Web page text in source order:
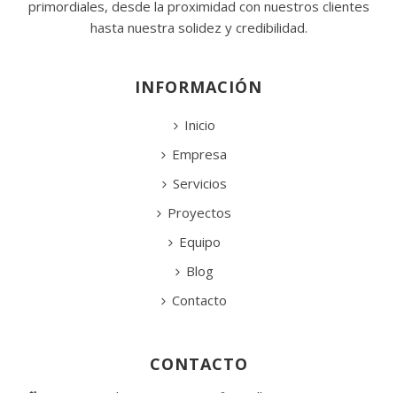
primordiales, desde la proximidad con nuestros clientes
hasta nuestra solidez y credibilidad.
INFORMACIÓN
Inicio
Empresa
Servicios
Proyectos
Equipo
Blog
Contacto
CONTACTO